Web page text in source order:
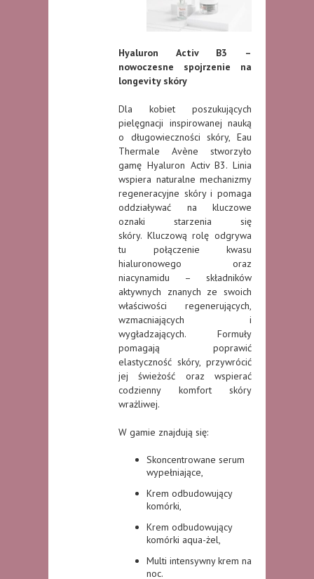
Hyaluron Activ B3 –
nowoczesne spojrzenie na
longevity skóry
Dla kobiet poszukujących
pielęgnacji inspirowanej nauką
o długowieczności skóry, Eau
Thermale Avène stworzyło
gamę Hyaluron Activ B3. Linia
wspiera naturalne mechanizmy
regeneracyjne skóry i pomaga
oddziaływać na kluczowe
oznaki starzenia się
skóry. Kluczową rolę odgrywa
tu połączenie kwasu
hialuronowego oraz
niacynamidu – składników
aktywnych znanych ze swoich
właściwości regenerujących,
wzmacniających i
wygładzających. Formuły
pomagają poprawić
elastyczność skóry, przywrócić
jej świeżość oraz wspierać
codzienny komfort skóry
wrażliwej.
W gamie znajdują się:
Skoncentrowane serum
wypełniające,
Krem odbudowujący
komórki,
Krem odbudowujący
komórki aqua-żel,
Multi intensywny krem na
noc.